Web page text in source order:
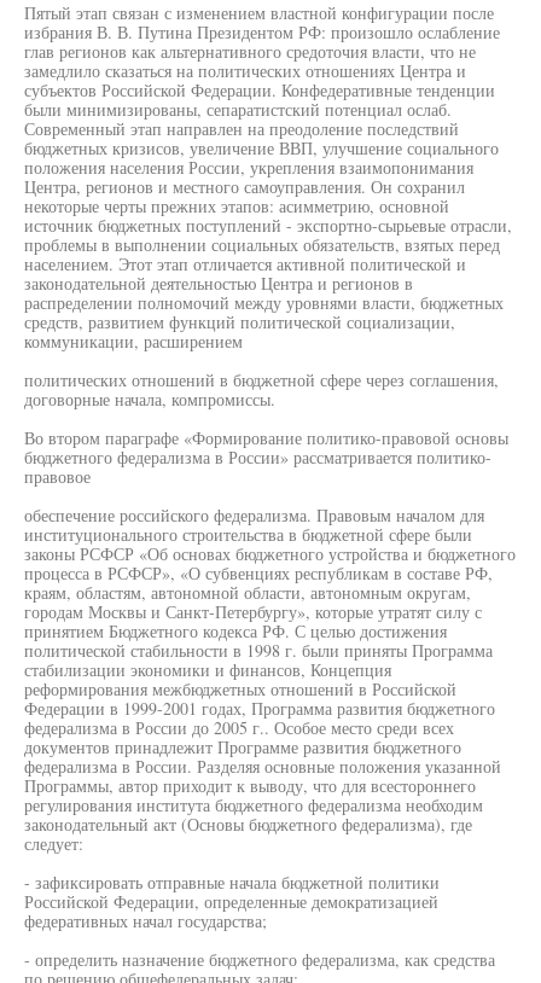
Пятый этап связан с изменением властной конфигурации после
избрания В. В. Путина Президентом РФ: произошло ослабление
глав регионов как альтернативного средоточия власти, что не
замедлило сказаться на политических отношениях Центра и
субъектов Российской Федерации. Конфедеративные тенденции
были минимизированы, сепаратистский потенциал ослаб.
Современный этап направлен на преодоление последствий
бюджетных кризисов, увеличение ВВП, улучшение социального
положения населения России, укрепления взаимопонимания
Центра, регионов и местного самоуправления. Он сохранил
некоторые черты прежних этапов: асимметрию, основной
источник бюджетных поступлений - экспортно-сырьевые отрасли,
проблемы в выполнении социальных обязательств, взятых перед
населением. Этот этап отличается активной политической и
законодательной деятельностью Центра и регионов в
распределении полномочий между уровнями власти, бюджетных
средств, развитием функций политической социализации,
коммуникации, расширением
политических отношений в бюджетной сфере через соглашения,
договорные начала, компромиссы.
Во втором параграфе «Формирование политико-правовой основы
бюджетного федерализма в России» рассматривается политико-
правовое
обеспечение российского федерализма. Правовым началом для
институционального строительства в бюджетной сфере были
законы РСФСР «Об основах бюджетного устройства и бюджетного
процесса в РСФСР», «О субвенциях республикам в составе РФ,
краям, областям, автономной области, автономным округам,
городам Москвы и Санкт-Петербургу», которые утратят силу с
принятием Бюджетного кодекса РФ. С целью достижения
политической стабильности в 1998 г. были приняты Программа
стабилизации экономики и финансов, Концепция
реформирования межбюджетных отношений в Российской
Федерации в 1999-2001 годах, Программа развития бюджетного
федерализма в России до 2005 г.. Особое место среди всех
документов принадлежит Программе развития бюджетного
федерализма в России. Разделяя основные положения указанной
Программы, автор приходит к выводу, что для всестороннего
регулирования института бюджетного федерализма необходим
законодательный акт (Основы бюджетного федерализма), где
следует:
- зафиксировать отправные начала бюджетной политики
Российской Федерации, определенные демократизацией
федеративных начал государства;
- определить назначение бюджетного федерализма, как средства